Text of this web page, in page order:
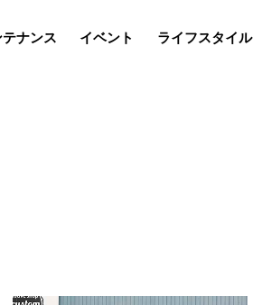
ナンス イベント ライフスタイル